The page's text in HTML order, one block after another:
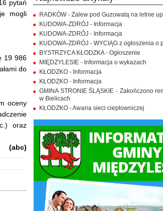
pytań
mogli
19 986
do
oceny
oraz
(abc)
RADKÓW - Zalew pod Guzowatą na letnie
KUDOWA-ZDRÓJ - Informacja
KUDOWA-ZDRÓJ - Informacja
KUDOWA-ZDRÓJ - WYCIĄG z ogłoszenia o
BYSTRZYCA KŁODZKA - Ogłoszenie
MIĘDZYLESIE - Informacja o wykazach
KŁODZKO - Informacja
KŁODZKO - Informacja
GMINA STRONIE ŚLĄSKIE - Zakończono
w Bielicach
KŁODZKO - Awaria sieci ciepłowniczej